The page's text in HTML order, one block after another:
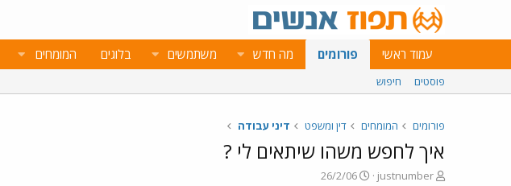
עמוד ראשי פורומים מה חדש משתמשים בלוגים המומחים
פוסטים חיפוש
פורומים המומחים דין ומשפט דיני עבודה
איך לחפש משהו שיתאים לי ?
פ
justnumber
פ
26/2/06